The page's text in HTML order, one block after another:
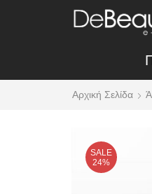
Αρχική Σελίδα
SALE
24%